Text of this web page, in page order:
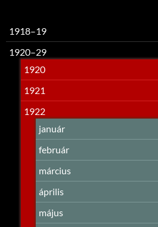
1918–19
1920–29
1920
1921
1922
január
február
március
április
május